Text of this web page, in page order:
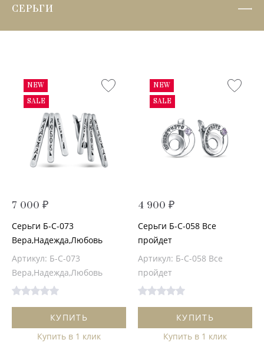
СЕРЬГИ
NEW
SALE
7 000 ₽
Серьги Б-С-073
Вера,Надежда,Любовь
Артикул: Б-С-073
Вера,Надежда,Любовь
КУПИТЬ
Купить в 1 клик
NEW
SALE
4 900 ₽
Серьги Б-С-058 Все
пройдет
Артикул: Б-С-058 Все
пройдет
КУПИТЬ
Купить в 1 клик